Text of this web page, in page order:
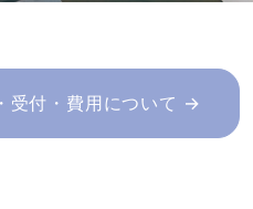
受付・費用について →